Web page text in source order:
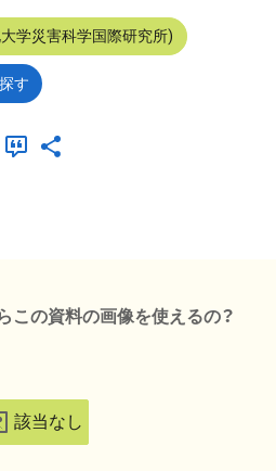
学災害科学国際研究所)
す
この資料の画像を使えるの？
該当なし